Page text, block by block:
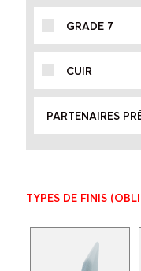
GRADE 7
CUIR
PARTENAIRES
TYPES DE FINIS